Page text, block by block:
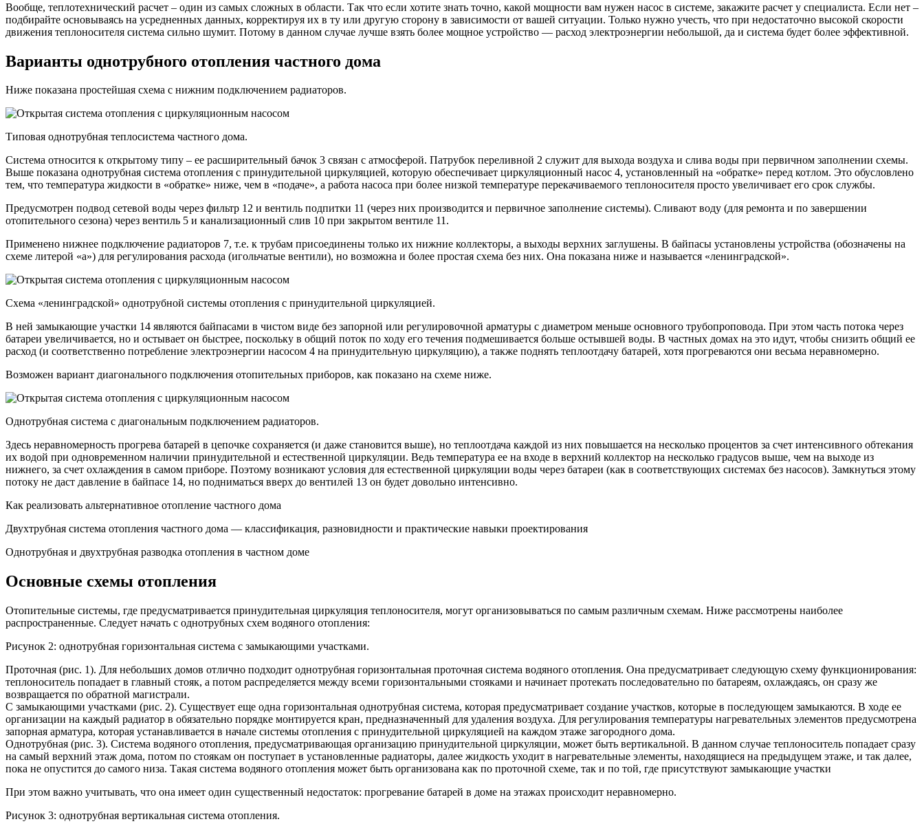
Вообще, теплотехнический расчет – один из самых сложных в области. Так что если хотите знать точно, какой мощности вам нужен насос в системе, закажите расчет у специалиста. Если нет –
подбирайте основываясь на усредненных данных, корректируя их в ту или другую сторону в зависимости от вашей ситуации. Только нужно учесть, что при недостаточно высокой скорости
движения теплоносителя система сильно шумит. Потому в данном случае лучше взять более мощное устройство — расход электроэнергии небольшой, да и система будет более эффективной.
Варианты однотрубного отопления частного дома
Ниже показана простейшая схема с нижним подключением радиаторов.
Типовая однотрубная теплосистема частного дома.
Система относится к открытому типу – ее расширительный бачок 3 связан с атмосферой. Патрубок переливной 2 служит для выхода воздуха и слива воды при первичном заполнении схемы.
Выше показана однотрубная система отопления с принудительной циркуляцией, которую обеспечивает циркуляционный насос 4, установленный на «обратке» перед котлом. Это обусловлено
тем, что температура жидкости в «обратке» ниже, чем в «подаче», а работа насоса при более низкой температуре перекачиваемого теплоносителя просто увеличивает его срок службы.
Предусмотрен подвод сетевой воды через фильтр 12 и вентиль подпитки 11 (через них производится и первичное заполнение системы). Сливают воду (для ремонта и по завершении
отопительного сезона) через вентиль 5 и канализационный слив 10 при закрытом вентиле 11.
Применено нижнее подключение радиаторов 7, т.е. к трубам присоединены только их нижние коллекторы, а выходы верхних заглушены. В байпасы установлены устройства (обозначены на
схеме литерой «а») для регулирования расхода (игольчатые вентили), но возможна и более простая схема без них. Она показана ниже и называется «ленинградской».
Схема «ленинградской» однотрубной системы отопления с принудительной циркуляцией.
В ней замыкающие участки 14 являются байпасами в чистом виде без запорной или регулировочной арматуры с диаметром меньше основного трубопроповода. При этом часть потока через
батареи увеличивается, но и остывает он быстрее, поскольку в общий поток по ходу его течения подмешивается больше остывшей воды. В частных домах на это идут, чтобы снизить общий ее
расход (и соответственно потребление электроэнергии насосом 4 на принудительную циркуляцию), а также поднять теплоотдачу батарей, хотя прогреваются они весьма неравномерно.
Возможен вариант диагонального подключения отопительных приборов, как показано на схеме ниже.
Однотрубная система с диагональным подключением радиаторов.
Здесь неравномерность прогрева батарей в цепочке сохраняется (и даже становится выше), но теплоотдача каждой из них повышается на несколько процентов за счет интенсивного обтекания
их водой при одновременном наличии принудительной и естественной циркуляции. Ведь температура ее на входе в верхний коллектор на несколько градусов выше, чем на выходе из
нижнего, за счет охлаждения в самом приборе. Поэтому возникают условия для естественной циркуляции воды через батареи (как в соответствующих системах без насосов). Замкнуться этому
потоку не даст давление в байпасе 14, но подниматься вверх до вентилей 13 он будет довольно интенсивно.
Как реализовать альтернативное отопление частного дома
Двухтрубная система отопления частного дома — классификация, разновидности и практические навыки проектирования
Однотрубная и двухтрубная разводка отопления в частном доме
Основные схемы отопления
Отопительные системы, где предусматривается принудительная циркуляция теплоносителя, могут организовываться по самым различным схемам. Ниже рассмотрены наиболее
распространенные. Следует начать с однотрубных схем водяного отопления:
Рисунок 2: однотрубная горизонтальная система с замыкающими участками.
Проточная (рис. 1). Для небольших домов отлично подходит однотрубная горизонтальная проточная система водяного отопления. Она предусматривает следующую схему функционирования:
теплоноситель попадает в главный стояк, а потом распределяется между всеми горизонтальными стояками и начинает протекать последовательно по батареям, охлаждаясь, он сразу же
возвращается по обратной магистрали.
С замыкающими участками (рис. 2). Существует еще одна горизонтальная однотрубная система, которая предусматривает создание участков, которые в последующем замыкаются. В ходе ее
организации на каждый радиатор в обязательно порядке монтируется кран, предназначенный для удаления воздуха. Для регулирования температуры нагревательных элементов предусмотрена
запорная арматура, которая устанавливается в начале системы отопления с принудительной циркуляцией на каждом этаже загородного дома.
Однотрубная (рис. 3). Система водяного отопления, предусматривающая организацию принудительной циркуляции, может быть вертикальной. В данном случае теплоноситель попадает сразу
на самый верхний этаж дома, потом по стоякам он поступает в установленные радиаторы, далее жидкость уходит в нагревательные элементы, находящиеся на предыдущем этаже, и так далее,
пока не опустится до самого низа. Такая система водяного отопления может быть организована как по проточной схеме, так и по той, где присутствуют замыкающие участки
При этом важно учитывать, что она имеет один существенный недостаток: прогревание батарей в доме на этажах происходит неравномерно.
Рисунок 3: однотрубная вертикальная система отопления.